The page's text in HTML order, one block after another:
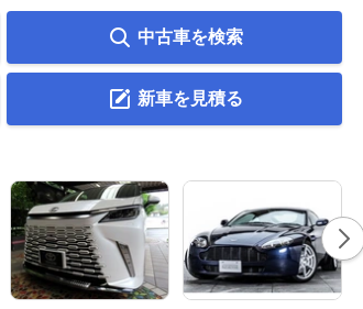
中古車を検索
新車を見積る